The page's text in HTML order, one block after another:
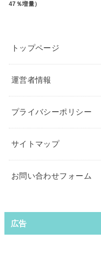
47％増量）
トップページ
運営者情報
プライバシーポリシー
サイトマップ
お問い合わせフォーム
広告